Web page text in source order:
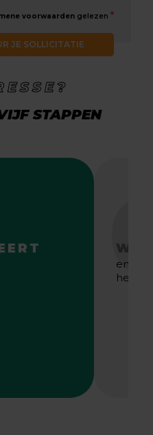
voorwaarden gelezen *
JE SOLLICITATIE
STAPPEN
en
het